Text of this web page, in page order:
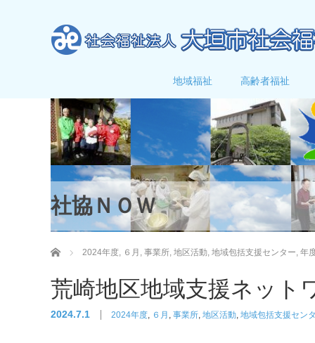
地域福祉 高齢者福祉
社協ＮＯＷ
ホーム 2024年度 ６月 事業所 地区活動 地域包括支援センター 年
荒崎地区地域支援ネット
2024.7.1 2024年度 ６月 事業所 地区活動 地域包括支援セン